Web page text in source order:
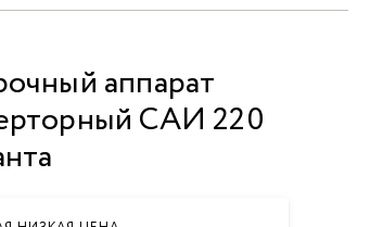
аппарат
САИ 220